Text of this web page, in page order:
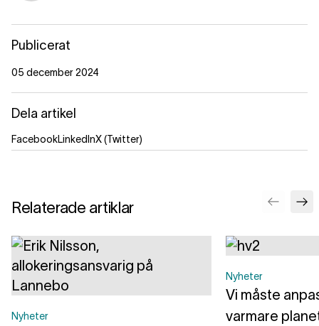
Publicerat
05 december 2024
Dela artikel
FacebookLinkedInX (Twitter)
Relaterade artiklar
Nyheter
Nyheter
Vi måste
varmare